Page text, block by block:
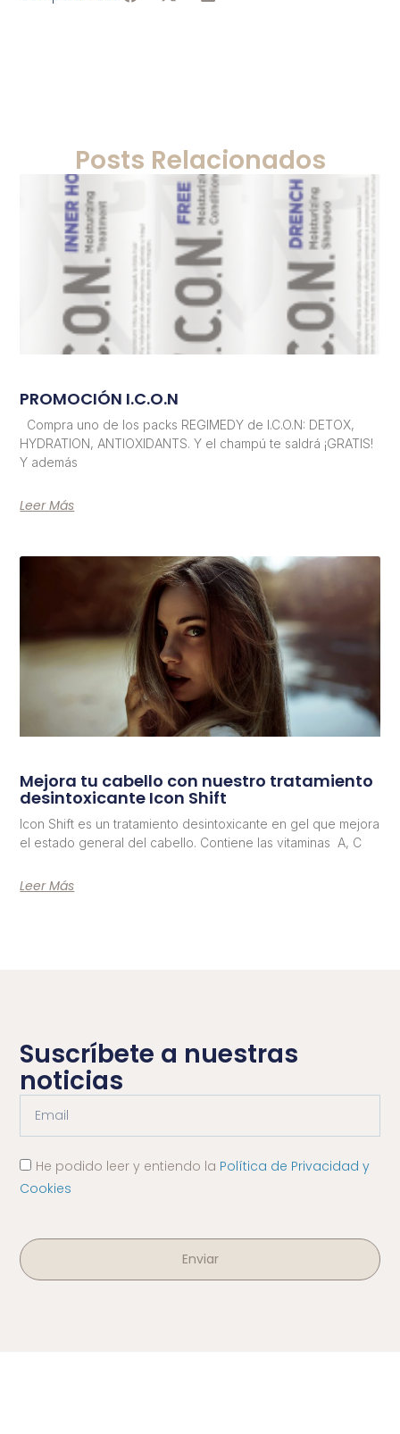
Posts Relacionados
PROMOCIÓN I.C.O.N
Compra uno de los packs REGIMEDY de I.C.O.N: DETOX,
HYDRATION, ANTIOXIDANTS. Y el champú te saldrá ¡GRATIS!
Y además
Leer Más
Mejora tu cabello con nuestro tratamiento
desintoxicante Icon Shift
Icon Shift es un tratamiento desintoxicante en gel que mejora
el estado general del cabello. Contiene las vitaminas A, C
Leer Más
Suscríbete a nuestras
noticias
He podido leer y entiendo la Política de Privacidad y
Cookies
Enviar